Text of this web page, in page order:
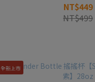
NT$449
NT$499
全新上市